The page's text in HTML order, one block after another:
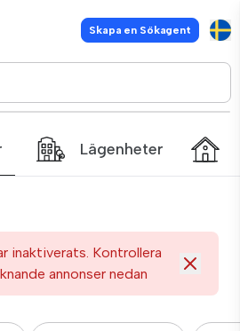
Skapa en Sökagent
Lägenheter
inaktiverats. Kontrollera
annonser nedan